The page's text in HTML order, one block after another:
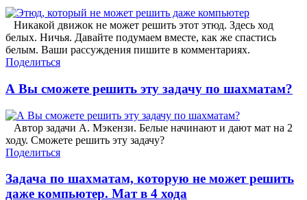
Никакой движок не может решить этот этюд. Здесь ход
белых. Ничья. Давайте подумаем вместе, как же спастись
белым. Ваши рассуждения пишите в комментариях.
Поделиться
А Вы сможете решить эту задачу по шахматам?
Автор задачи А. Мэкензи. Белые начинают и дают мат на 2
ходу. Сможете решить эту задачу?
Поделиться
Задача по шахматам, которую не может решить
даже компьютер. Мат в 4 хода